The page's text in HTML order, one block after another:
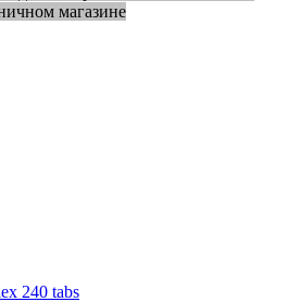
магазине
240 tabs